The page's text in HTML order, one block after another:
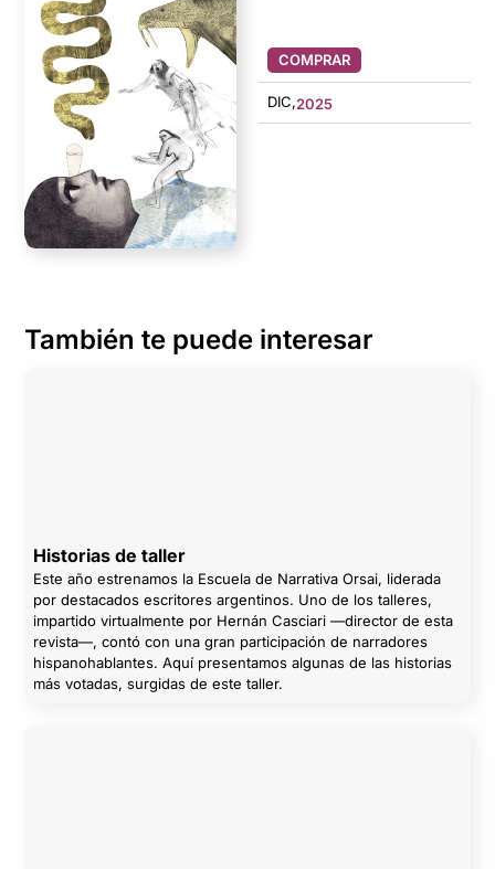
COMPRAR
DIC,2025
También te puede interesar
Historias de taller
Este año estrenamos la Escuela de Narrativa Orsai, liderada
por destacados escritores argentinos. Uno de los talleres,
impartido virtualmente por Hernán Casciari —director de esta
revista—, contó con una gran participación de narradores
hispanohablantes. Aquí presentamos algunas de las historias
más votadas, surgidas de este taller.